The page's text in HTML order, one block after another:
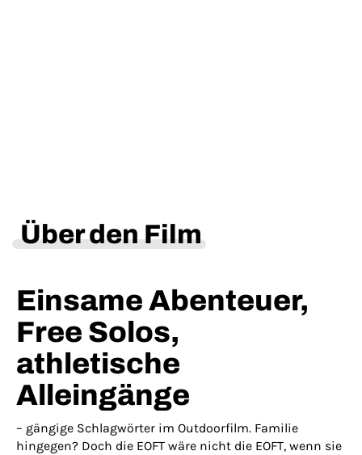
Über den Film
Einsame Abenteuer,
Free Solos,
athletische
Alleingänge
– gängige Schlagwörter im Outdoorfilm. Familie
hingegen? Doch die EOFT wäre nicht die EOFT, wenn sie